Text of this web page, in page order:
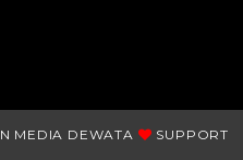
MEDIA DEWATA
SUPPORT